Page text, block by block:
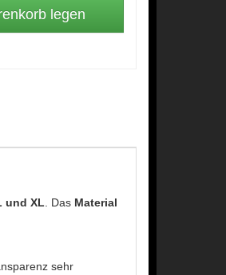
und XL . Das Material
sehr